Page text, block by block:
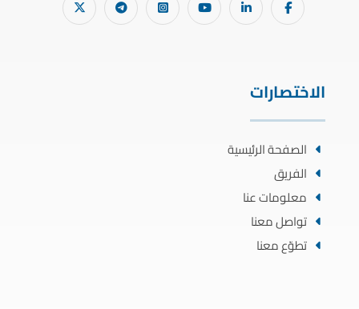
الاختصارات
الصفحة الرئيسية
الفريق
معلومات عنا
تواصل معنا
تطوّع معنا